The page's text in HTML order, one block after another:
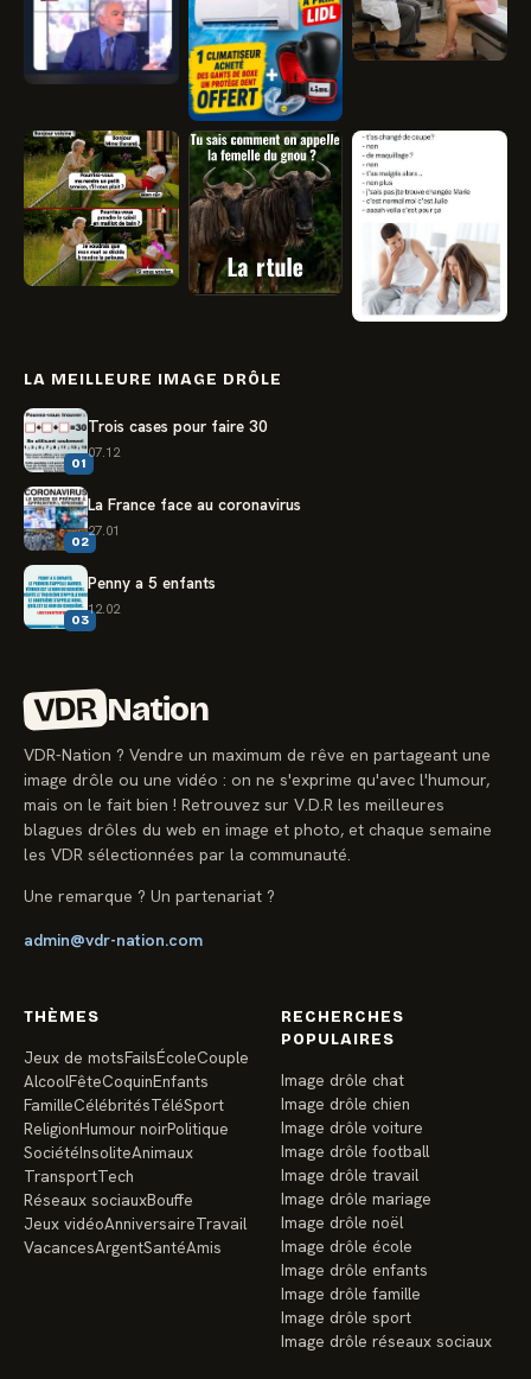
LA MEILLEURE IMAGE DRÔLE
01
Trois cases pour faire 30
07.12
02
La France face au coronavirus
27.01
03
Penny a 5 enfants
12.02
VDR Nation
VDR-Nation ? Vendre un maximum de rêve en partageant une
image drôle ou une vidéo : on ne s'exprime qu'avec l'humour,
mais on le fait bien ! Retrouvez sur V.D.R les meilleures
blagues drôles du web en image et photo, et chaque semaine
les VDR sélectionnées par la communauté.
Une remarque ? Un partenariat ?
admin@vdr-nation.com
THÈMES
Jeux de motsFailsÉcoleCouple
AlcoolFêteCoquinEnfants
FamilleCélébritésTéléSport
ReligionHumour noirPolitique
SociétéInsoliteAnimaux
TransportTech
Réseaux sociauxBouffe
Jeux vidéoAnniversaireTravail
VacancesArgentSantéAmis
RECHERCHES
POPULAIRES
Image drôle chat
Image drôle chien
Image drôle voiture
Image drôle football
Image drôle travail
Image drôle mariage
Image drôle noël
Image drôle école
Image drôle enfants
Image drôle famille
Image drôle sport
Image drôle réseaux sociaux